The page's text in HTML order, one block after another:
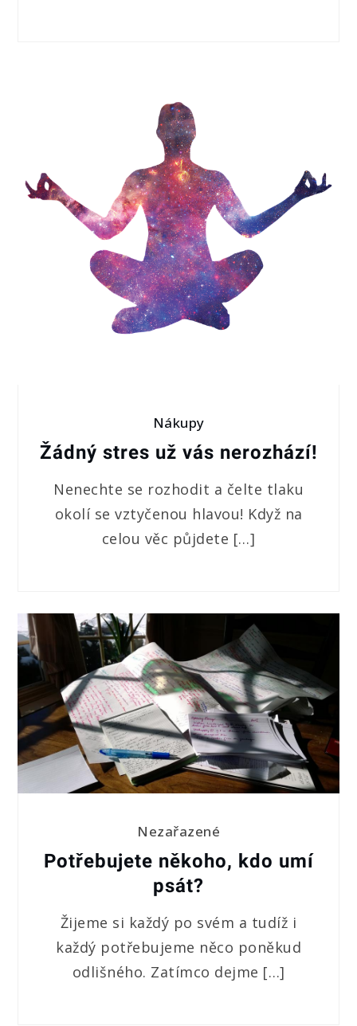
Nákupy
Žádný stres už vás nerozhází!
Nenechte se rozhodit a čelte tlaku
okolí se vztyčenou hlavou! Když na
celou věc půjdete […]
Nezařazené
Potřebujete někoho, kdo umí
psát?
Žijeme si každý po svém a tudíž i
každý potřebujeme něco poněkud
odlišného. Zatímco dejme […]